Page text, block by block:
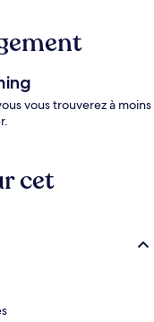
vous trouverez à moins
cet